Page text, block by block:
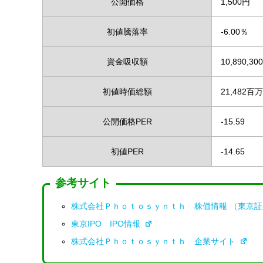
初値騰落率 -6.00％
資金吸収額
初値時価総額 21,482百
公開価格PER -15.59
初値PER -14.65
参考サイト
株式会社Ｐｈｏｔｏｓｙｎｔｈ 株価情報 （東京証
東京IPO IPO情報
株式会社Ｐｈｏｔｏｓｙｎｔｈ 企業サイト